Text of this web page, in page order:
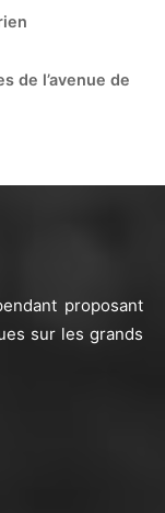
de l’avenue de
proposant
sur les grands